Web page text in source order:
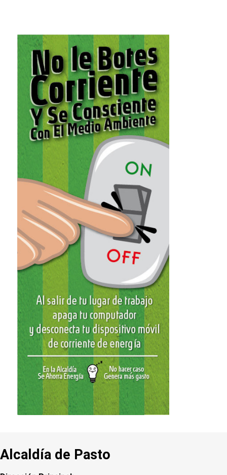
Alcaldía de Pasto